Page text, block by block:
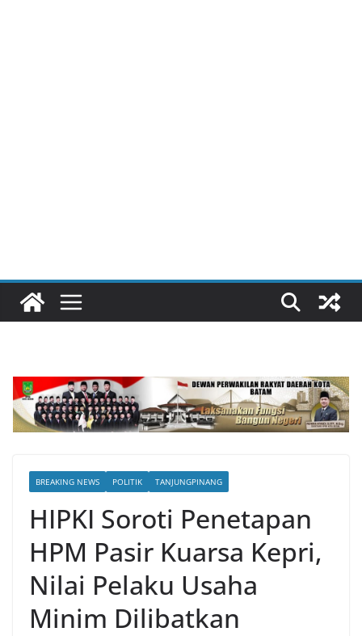
BREAKING NEWS POLITIK TANJUNGPINANG
HIPKI Soroti Penetapan
HPM Pasir Kuarsa Kepri,
Nilai Pelaku Usaha
Minim Dilibatkan